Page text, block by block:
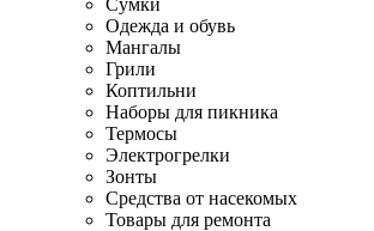
Сумки
Одежда и обувь
Мангалы
Грили
Коптильни
Наборы для пикника
Термосы
Электрогрелки
Зонты
Средства от насекомых
Товары для ремонта